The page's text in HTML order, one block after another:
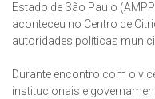
Estado de São Paulo
aconteceu no Centro de
autoridades políticas
Durante encontro com o
institucionais e